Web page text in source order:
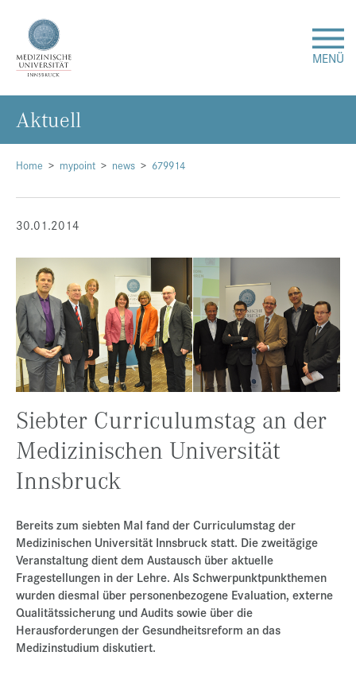
MENÜ
Forschung
Studium & Lehre
Krankenversorgung
Über uns
Internationales
Events
Presse
de |en
Home mypoint news 679914
30.01.2014
Siebter Curriculumstag an der
Medizinischen Universität
Innsbruck
Bereits zum siebten Mal fand der Curriculumstag der
Medizinischen Universität Innsbruck statt. Die zweitägige
Veranstaltung dient dem Austausch über aktuelle
Fragestellungen in der Lehre. Als Schwerpunktpunkthemen
wurden diesmal über personenbezogene Evaluation, externe
Qualitätssicherung und Audits sowie über die
Herausforderungen der Gesundheitsreform an das
Medizinstudium diskutiert.
Ak­tu­ell